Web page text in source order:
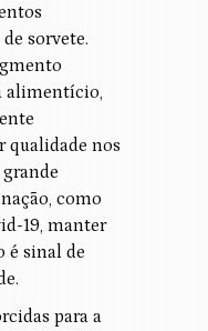
sorvete.
alimentício,
qualidade nos
como
19, manter
é sinal de
para a